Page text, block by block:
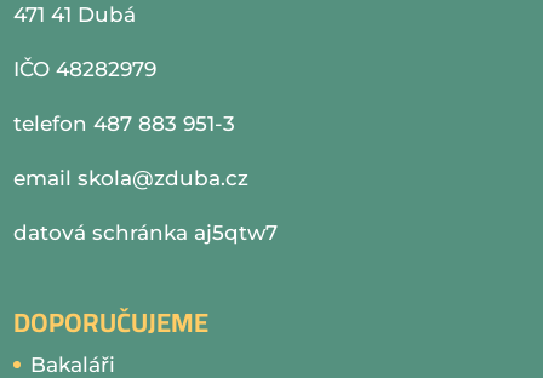
471 41 Dubá
IČO 48282979
telefon 487 883 951-3
emailskola@zduba.cz
datová schránka aj5qtw7
DOPORUČUJEME
Bakaláři